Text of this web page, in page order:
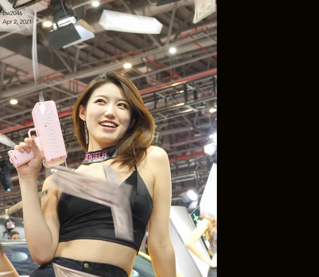
bw2046
Apr 2, 2021